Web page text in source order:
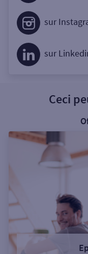
sur
sur
Ceci